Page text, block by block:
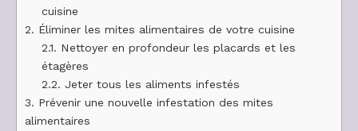
cuisine
2. Éliminer les mites alimentaires de votre cuisine
2.1. Nettoyer en profondeur les placards et les
étagères
2.2. Jeter tous les aliments infestés
3. Prévenir une nouvelle infestation des mites
alimentaires